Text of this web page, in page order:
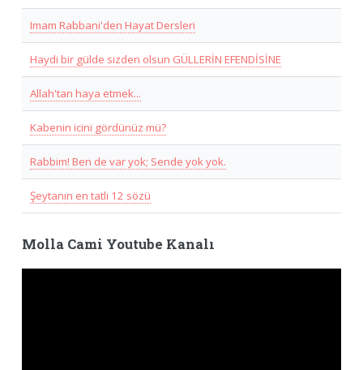
Imam Rabbani'den Hayat Dersleri
Haydi bir gülde sizden olsun GÜLLERİN EFENDİSİNE
Allah'tan haya etmek...
Kabenin icini gördünüz mü?
Rabbim! Ben de var yok; Sende yok yok.
Şeytanın en tatlı 12 sözü
Molla Cami Youtube Kanalı